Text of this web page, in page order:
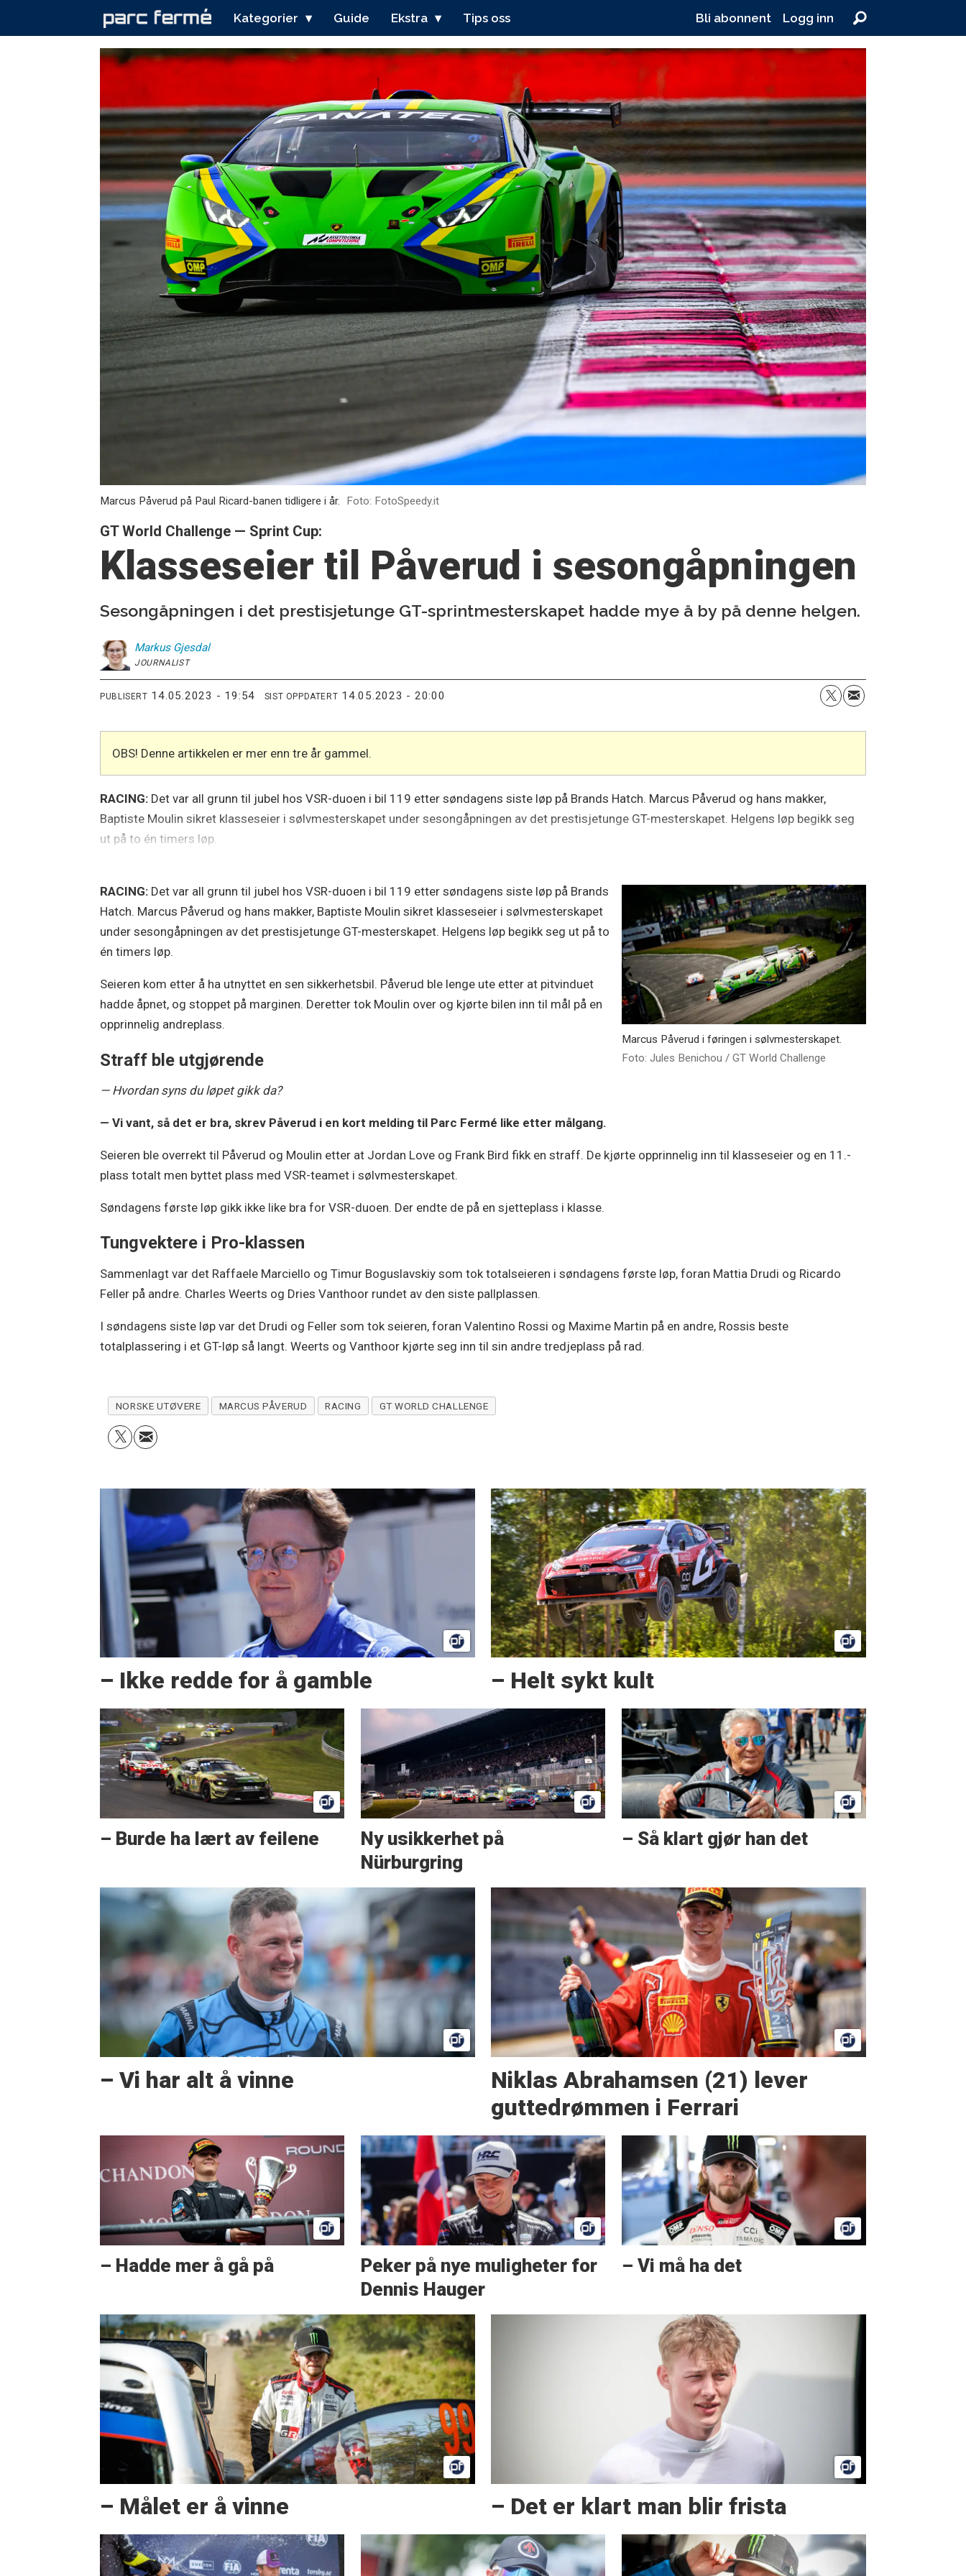
Kategorier Guide Ekstra Tips oss Bli abonnent Logg inn
Marcus Påverud på Paul Ricard-banen tidligere i år. Foto: FotoSpeedy.it
GT World Challenge — Sprint Cup:
Klasseseier til Påverud i sesongåpningen
Sesongåpningen i det prestisjetunge GT-sprintmesterskapet hadde mye å by på denne helgen.
Markus Gjesdal
JOURNALIST
PUBLISERT 14.05.2023 - 19:54 SIST OPPDATERT 14.05.2023 - 20:00
OBS! Denne artikkelen er mer enn tre år gammel.
RACING: Det var all grunn til jubel hos VSR-duoen i bil 119 etter søndagens siste løp på Brands Hatch. Marcus Påverud og hans makker,
Baptiste Moulin sikret klasseseier i sølvmesterskapet under sesongåpningen av det prestisjetunge GT-mesterskapet. Helgens løp begikk seg
ut på to én timers løp.
Marcus Påverud i føringen i sølvmesterskapet.
Foto: Jules Benichou / GT World Challenge
RACING: Det var all grunn til jubel hos VSR-duoen i bil 119 etter søndagens siste løp på Brands
Hatch. Marcus Påverud og hans makker, Baptiste Moulin sikret klasseseier i sølvmesterskapet
under sesongåpningen av det prestisjetunge GT-mesterskapet. Helgens løp begikk seg ut på to
én timers løp.
Seieren kom etter å ha utnyttet en sen sikkerhetsbil. Påverud ble lenge ute etter at pitvinduet
hadde åpnet, og stoppet på marginen. Deretter tok Moulin over og kjørte bilen inn til mål på en
opprinnelig andreplass.
Straff ble utgjørende
— Hvordan syns du løpet gikk da?
— Vi vant, så det er bra, skrev Påverud i en kort melding til Parc Fermé like etter målgang.
Seieren ble overrekt til Påverud og Moulin etter at Jordan Love og Frank Bird fikk en straff. De kjørte opprinnelig inn til klasseseier og en 11.-
plass totalt men byttet plass med VSR-teamet i sølvmesterskapet.
Søndagens første løp gikk ikke like bra for VSR-duoen. Der endte de på en sjetteplass i klasse.
Tungvektere i Pro-klassen
Sammenlagt var det Raffaele Marciello og Timur Boguslavskiy som tok totalseieren i søndagens første løp, foran Mattia Drudi og Ricardo
Feller på andre. Charles Weerts og Dries Vanthoor rundet av den siste pallplassen.
I søndagens siste løp var det Drudi og Feller som tok seieren, foran Valentino Rossi og Maxime Martin på en andre, Rossis beste
totalplassering i et GT-løp så langt. Weerts og Vanthoor kjørte seg inn til sin andre tredjeplass på rad.
NORSKE UTØVERE MARCUS PÅVERUD RACING GT WORLD CHALLENGE
– Ikke redde for å gamble – Helt sykt kult
– Burde ha lært av feilene
Ny usikkerhet på
Nürburgring
– Så klart gjør han det
– Vi har alt å vinne
Niklas Abrahamsen (21) lever
guttedrømmen i Ferrari
– Hadde mer å gå på
Peker på nye muligheter for
Dennis Hauger
– Vi må ha det
– Målet er å vinne – Det er klart man blir frista